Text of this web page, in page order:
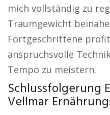
mich vollständig zu
Traumgewicht
Fortgeschrittene
anspruchsvolle
Tempo zu meistern.
Schlussfolgerung
Vellmar